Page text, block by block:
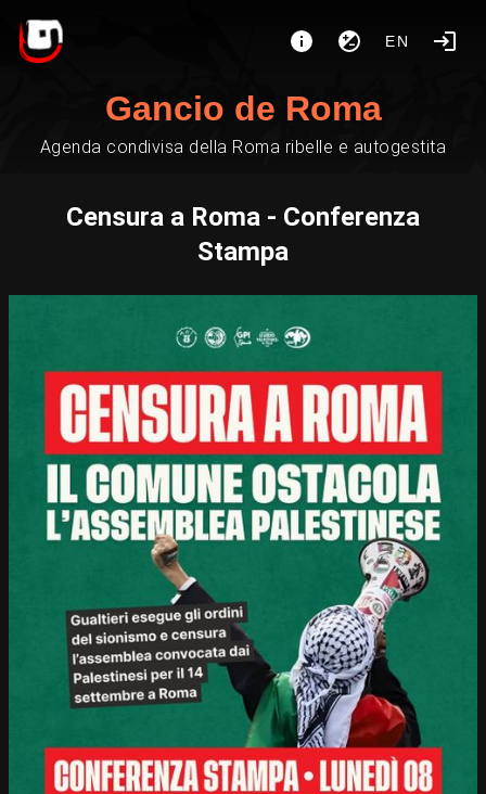
EN
Gancio de Roma
Agenda condivisa della Roma ribelle e autogestita
Censura a Roma - Conferenza
Stampa